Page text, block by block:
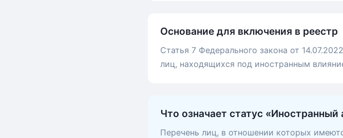
Основание для включения в реестр
Статья 7 Федерального закона от
лиц, находящихся под иностранным
Что означает статус «Иностранный
Перечень лиц, в отношении которых